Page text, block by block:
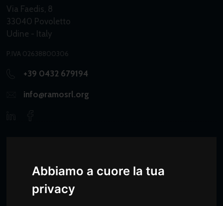
Abbiamo a cuore la tua
privacy
Via Faedis, 8
33040 Povoletto
Udine - Italy
P.IVA 02638800306
+39 0432 679194
info@ramosrl.org
Ramo srl è parte del gruppo